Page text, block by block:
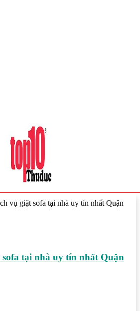
vụ giặt sofa tại nhà uy tín nhất Quận
tại nhà uy tín nhất Quận